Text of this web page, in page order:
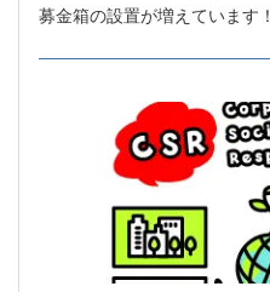
募金箱の設置が増えています！